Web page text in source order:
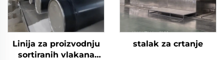
Linija za proizvodnju
sortiranih vlakana
stalak za crtanje